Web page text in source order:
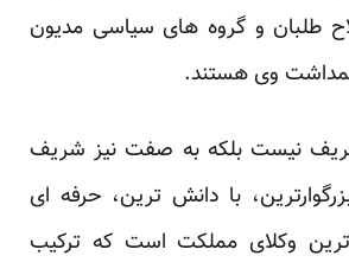
طلبان و گروه های سیاسی مدیون
وی هستند.
نیست بلکه به صفت نیز شریف
با دانش ترین، حرفه ای
وکلای مملکت است که ترکیب